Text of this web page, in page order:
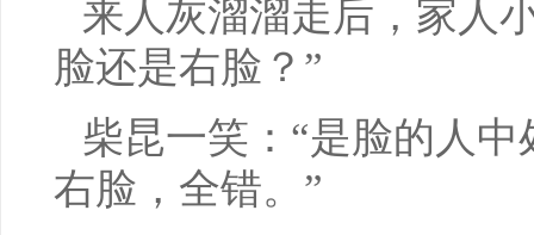
来人灰溜溜走后，家人
脸还是右脸？”
柴昆一笑：“是脸的人
右脸，全错。”